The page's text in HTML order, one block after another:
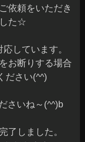
依頼をいただき
た☆
しています。
お断りする場合
ださい(^^)
さいね～(^^)b
了しました。